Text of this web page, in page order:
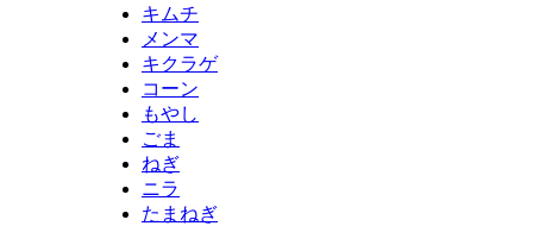
キムチ
メンマ
キクラゲ
コーン
もやし
ごま
ねぎ
ニラ
たまねぎ